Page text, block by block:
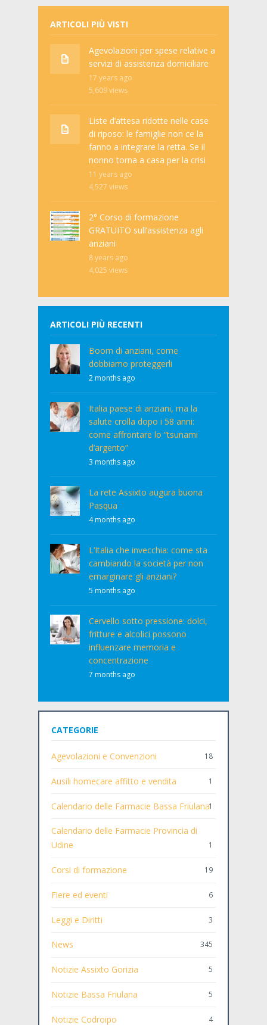
ARTICOLI PIÙ VISTI
Agevolazioni per spese relative a
servizi di assistenza domiciliare
17 years ago
5,609views
Liste d’attesa ridotte nelle case
di riposo: le famiglie non ce la
fanno a integrare la retta. Se il
nonno torna a casa per la crisi
11 years ago
4,527 views
2° Corso di formazione
GRATUITO sull’assistenza agli
anziani
8 years ago
4,025 views
ARTICOLI PIÙ RECENTI
Boom di anziani, come
dobbiamo proteggerli
2 months ago
Italia paese di anziani, ma la
salute crolla dopo i 58 anni:
come affrontare lo “tsunami
d’argento”
3 months ago
La rete Assixto augura buona
Pasqua
4 months ago
L’Italia che invecchia: come sta
cambiando la società per non
emarginare gli anziani?
5 months ago
Cervello sotto pressione: dolci,
fritture e alcolici possono
influenzare memoria e
concentrazione
7 months ago
CATEGORIE
Agevolazioni e Convenzioni 18
Ausili homecare affitto e vendita 1
Calendario delle Farmacie Bassa Friulana1
Calendario delle Farmacie Provincia di
Udine
1
Corsi di formazione 19
Fiere ed eventi 6
Leggi e Diritti 3
News 345
Notizie Assixto Gorizia 5
Notizie Bassa Friulana 5
Notizie Codroipo 4